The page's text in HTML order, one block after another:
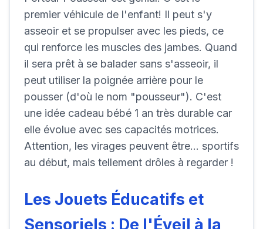
premier véhicule de l'enfant! Il peut s'y
asseoir et se propulser avec les pieds, ce
qui renforce les muscles des jambes. Quand
il sera prêt à se balader sans s'asseoir, il
peut utiliser la poignée arrière pour le
pousser (d'où le nom "pousseur"). C'est
une idée cadeau bébé 1 an très durable car
elle évolue avec ses capacités motrices.
Attention, les virages peuvent être... sportifs
au début, mais tellement drôles à regarder !
Les Jouets Éducatifs et
Sensoriels : De l'Éveil à la